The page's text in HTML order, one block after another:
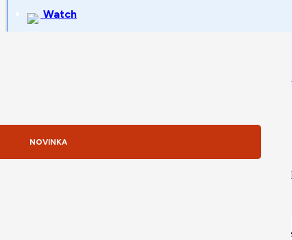
Watch
NOVINKA
Rozdeľte si platbu na tretiny. Prvú zaplatite ihneď, zvyšné
Naša firma je zapojená do Apple DPP programu
Potrebujete poradiť s výberom tohto produktu? Náš Apple